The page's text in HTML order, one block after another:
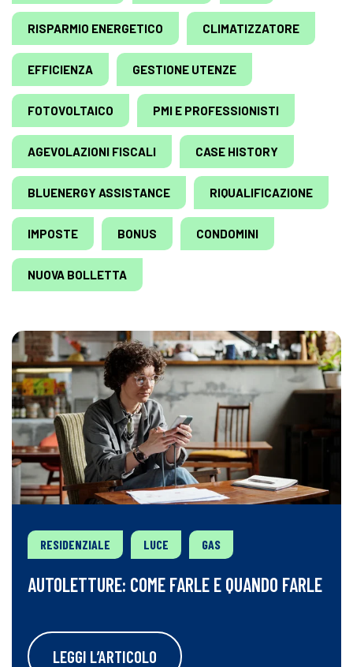
RISPARMIO ENERGETICO CLIMATIZZATORE
EFFICIENZA GESTIONE UTENZE
FOTOVOLTAICO PMI E PROFESSIONISTI
AGEVOLAZIONI FISCALI CASE HISTORY
BLUENERGY ASSISTANCE RIQUALIFICAZIONE
IMPOSTE BONUS CONDOMINI
NUOVA BOLLETTA
RESIDENZIALE LUCE GAS
AUTOLETTURE: COME FARLE E QUANDO FARLE
LEGGI L’ARTICOLO